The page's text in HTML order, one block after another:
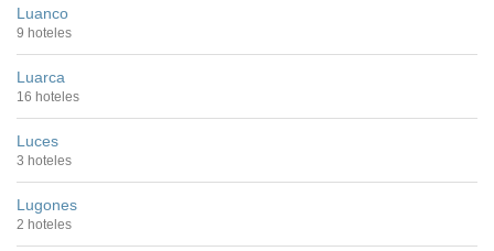
Luanco
9 hoteles
Luarca
16 hoteles
Luces
3 hoteles
Lugones
2 hoteles